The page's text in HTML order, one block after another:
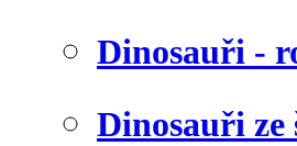
Dinosauři -
Dinosauři